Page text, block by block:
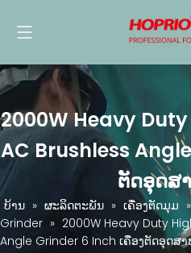
2000W Heavy
AC Brushless
ຕັດອຸດສ
ບ້ານ » ຜະລິດຕະພັນ » ເຄື່ອງຕັດມຸມ
Grinder » 2000W Heavy Duty
Angle Grinder 6 Inch ເຄື່ອງຕັດອຸດສ